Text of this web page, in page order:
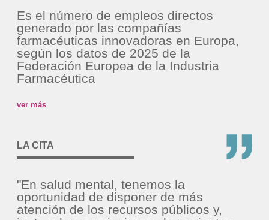
Es el número de empleos directos
generado por las compañías
farmacéuticas innovadoras en Europa,
según los datos de 2025 de la
Federación Europea de la Industria
Farmacéutica
ver más
LA CITA
"En salud mental, tenemos la
oportunidad de disponer de más
atención de los recursos públicos y,